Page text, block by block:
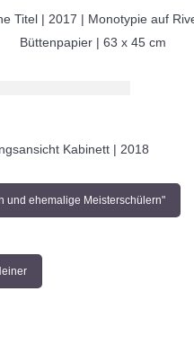
Titel | 2017 | Monotypie auf
Büttenpapier | 63 x 45 cm
Kabinett | 2018
und ehemalige Meisterschülern"